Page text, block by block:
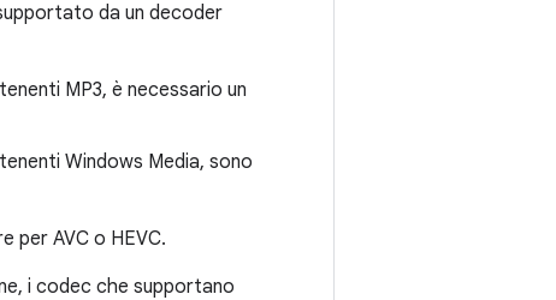
da un decoder
MP3, è necessario un
Windows Media, sono
per AVC o HEVC.
i codec che supportano